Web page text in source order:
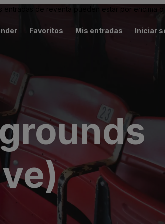
de reventa pueden estar por encima o
Favoritos Mis entradas Iniciar